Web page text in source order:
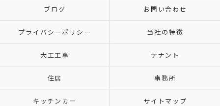
ブログ お問い合わせ
プライバシーポリシー 当社の特徴
大工工事 テナント
住居 事務所
キッチンカー サイトマップ